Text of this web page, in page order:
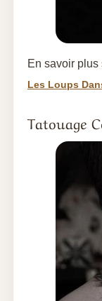
En savoir
Les Loups
Tatouage